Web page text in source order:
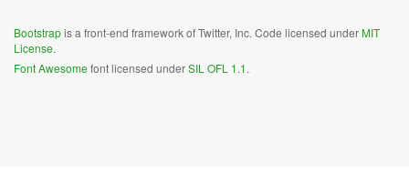
Bootstrapis a front-end framework of Twitter, Inc. Code licensed underMIT
License.
Font Awesome font licensed underSIL OFL 1.1.